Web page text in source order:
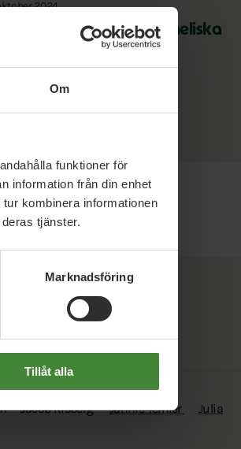
Om
funktioner för
information från din enhet
kombinera informationen
tjänster.
Marknadsföring
Tillåt alla
2024
krav: Terrorklassa israeliska
Jacob Risberg Jannie Teinler Julia